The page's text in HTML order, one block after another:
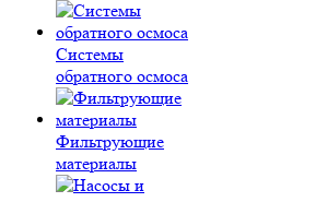
Системы
обратного осмоса
Фильтрующие
материалы